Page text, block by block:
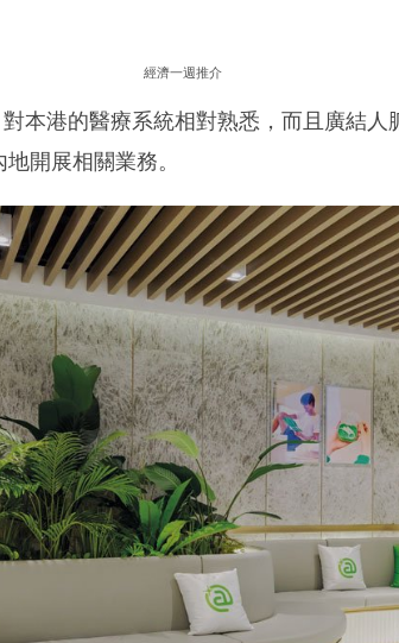
經濟一週推介
本港的醫療系統相對熟悉，而且廣結人
開展相關業務。